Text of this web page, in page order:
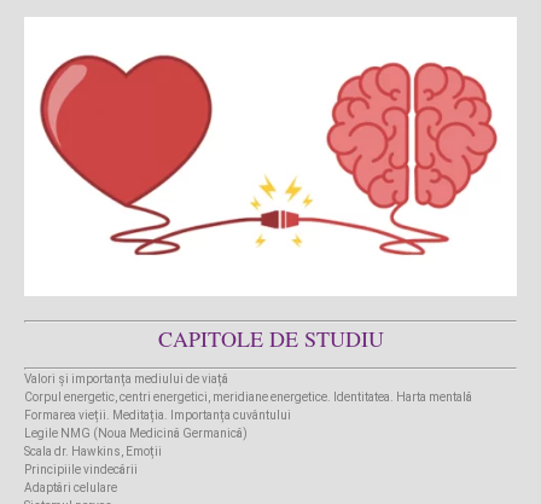
CAPITOLE DE STUDIU
Valori și importanța mediului de viață
Corpul energetic, centri energetici, meridiane energetice. Identitatea. Harta mentală
Formarea vieții. Meditația. Importanța cuvântului
Legile NMG (Noua Medicină Germanică)
Scala dr. Hawkins, Emoții
Principiile vindecării
Adaptări celulare